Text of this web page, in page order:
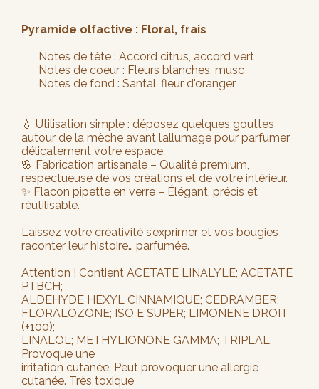
Pyramide olfactive : Floral, frais
Notes de tête : Accord citrus, accord vert
Notes de coeur : Fleurs blanches, musc
Notes de fond : Santal, fleur d'oranger
💧 Utilisation simple : déposez quelques gouttes
autour de la mèche avant l’allumage pour parfumer
délicatement votre espace.
🌸 Fabrication artisanale – Qualité premium,
respectueuse de vos créations et de votre intérieur.
✨ Flacon pipette en verre – Élégant, précis et
réutilisable.
Laissez votre créativité s’exprimer et vos bougies
raconter leur histoire… parfumée.
Attention ! Contient ACETATE LINALYLE; ACETATE
PTBCH;
ALDEHYDE HEXYL CINNAMIQUE; CEDRAMBER;
FLORALOZONE; ISO E SUPER; LIMONENE DROIT
(+100);
LINALOL; METHYLIONONE GAMMA; TRIPLAL.
Provoque une
irritation cutanée. Peut provoquer une allergie
cutanée. Très toxique